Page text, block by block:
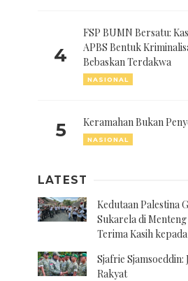
4
FSP BUMN Bersatu:
APBS Bentuk
Bebaskan Terdakwa
NASIONAL
5 Keramahan Bukan
NASIONAL
LATEST
Kedutaan Palestina
Sukarela di
Terima Kasih
Sjafrie Sjamsoeddin:
Rakyat